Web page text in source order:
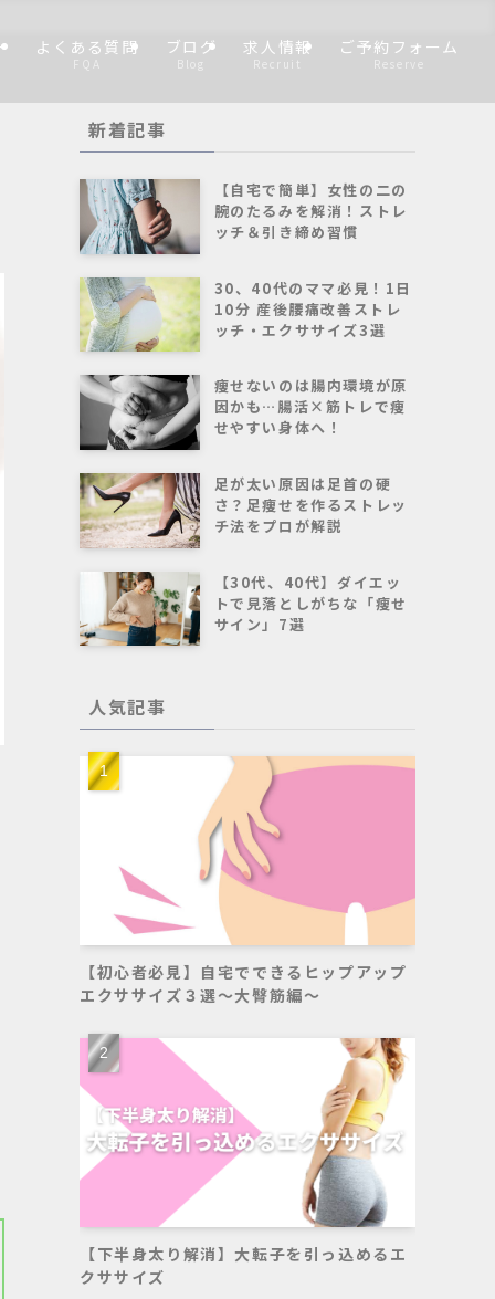
よくある質問
FQA
ブログ
Blog
求人情報
Recruit
ご予約フォーム
Reserve
新着記事
【自宅で簡単】女性の二の
腕のたるみを解消！ストレ
ッチ＆引き締め習慣
30、40代のママ必見！1日
10分 産後腰痛改善ストレ
ッチ・エクササイズ3選
痩せないのは腸内環境が原
因かも…腸活×筋トレで痩
せやすい身体へ！
足が太い原因は足首の硬
さ？足痩せを作るストレッ
チ法をプロが解説
【30代、40代】ダイエッ
トで見落としがちな「痩せ
サイン」7選
人気記事
【初心者必見】自宅でできるヒップアップ
エクササイズ３選〜大臀筋編〜
【下半身太り解消】大転子を引っ込めるエ
クササイズ